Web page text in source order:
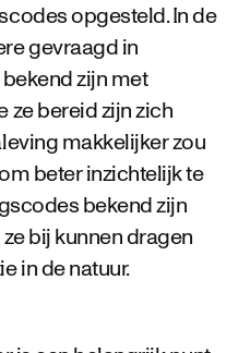
opgesteld. In de
gevraagd in
zijn met
ze bereid zijn zich
makkelijker zou
beter inzichtelijk te
bekend zijn
bij kunnen dragen
in de natuur.